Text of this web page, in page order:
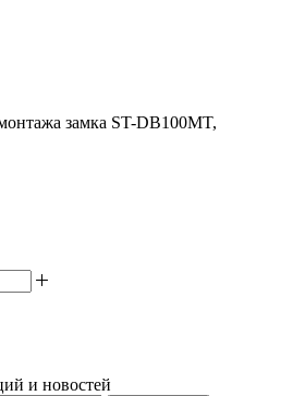
замка ST-DB100MT,
и новостей